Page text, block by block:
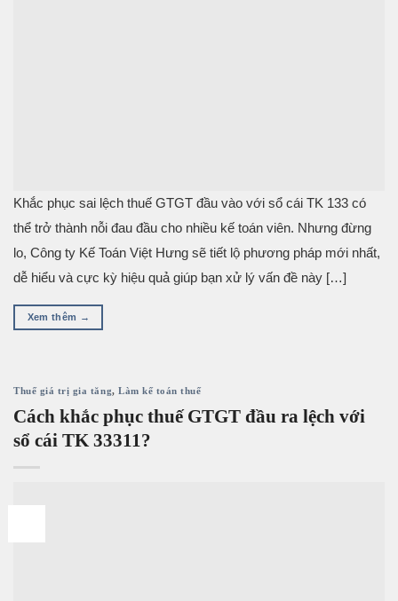
Khắc phục sai lệch thuế GTGT đầu vào với sổ cái TK 133 có
thể trở thành nỗi đau đầu cho nhiều kế toán viên. Nhưng đừng
lo, Công ty Kế Toán Việt Hưng sẽ tiết lộ phương pháp mới nhất,
dễ hiểu và cực kỳ hiệu quả giúp bạn xử lý vấn đề này […]
Xem thêm →
Thuế giá trị gia tăng,Làm kế toán thuế
Cách khắc phục thuế GTGT đầu ra lệch với
sổ cái TK 33311?